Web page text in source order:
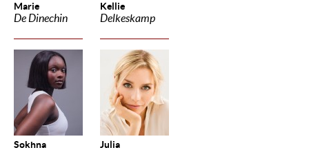
Marie
De Dinechin
Kellie
Delkeskamp
Sokhna Julia